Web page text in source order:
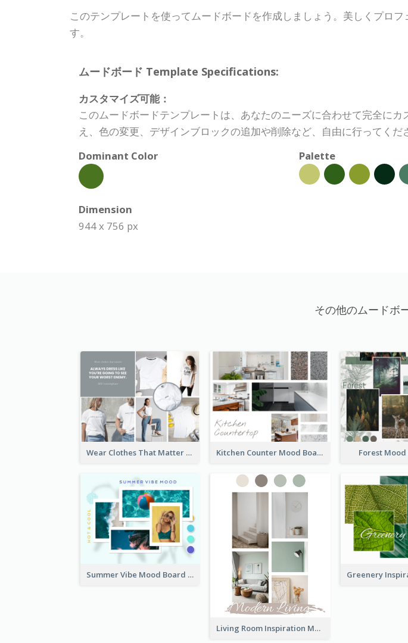
このテンプレートを使ってムードボードを作成しましょう。美しくプロ
す。
ムードボード Template Specifications:
カスタマイズ可能：
このムードボードテンプレートは、あなたのニーズに合わせて完全に
え、色の変更、デザインブロックの追加や削除など、自由に行ってくだ
Dominant Color
Palette
Dimension
944 x 756 px
その他のムードボ
Wear Clothes That Matter Mood Board Kitchen Counter Mood Board Forest
Summer Vibe Mood Board
Living Room Inspiration Mood Board